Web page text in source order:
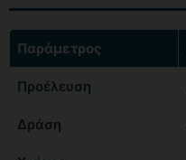
Παράμετρος
Προέλευση
Δράση